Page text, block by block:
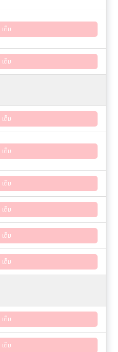
เต็ม
เต็ม
เต็ม
เต็ม
เต็ม
เต็ม
เต็ม
เต็ม
เต็ม
เต็ม